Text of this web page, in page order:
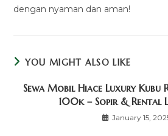
dengan nyaman dan aman!
YOU MIGHT ALSO LIKE
Sewa Mobil Hiace Luxury
100k – Sopir & Rental
January 15,